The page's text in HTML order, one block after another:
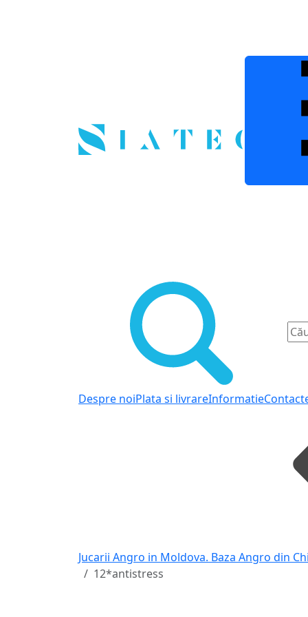
Despre noiPlata si livrareInformatie
Jucarii Angro in Moldova. Baza Angro din
12*antistress